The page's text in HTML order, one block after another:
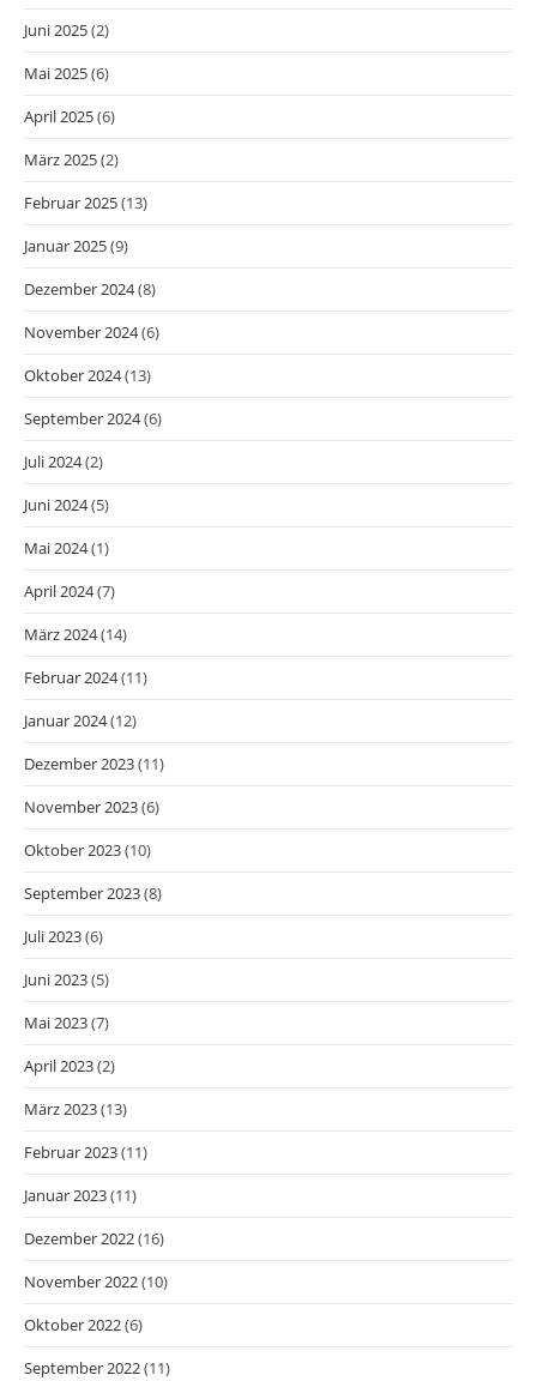
Juni 2025(2)
Mai 2025(6)
April 2025(6)
März 2025(2)
Februar 2025(13)
Januar 2025(9)
Dezember 2024(8)
November 2024(6)
Oktober 2024(13)
September 2024(6)
Juli 2024(2)
Juni 2024(5)
Mai 2024(1)
April 2024(7)
März 2024(14)
Februar 2024(11)
Januar 2024(12)
Dezember 2023(11)
November 2023(6)
Oktober 2023(10)
September 2023(8)
Juli 2023(6)
Juni 2023(5)
Mai 2023(7)
April 2023(2)
März 2023(13)
Februar 2023(11)
Januar 2023(11)
Dezember 2022(16)
November 2022(10)
Oktober 2022(6)
September 2022(11)